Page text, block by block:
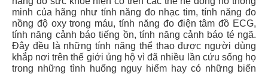
minh của hãng như tính năng đo nhạc tim, tính năng đo
nồng độ oxy trong máu, tính năng đo điện tâm đồ ECG,
tính năng cảnh báo tiếng ồn, tính năng cảnh báo té ngã.
Đây đều là những tính năng thể thao được người dùng
khắp nơi trên thế giới ủng hộ vì đã nhiều lần cứu sống họ
trong những tình huống nguy hiểm hay có những biến